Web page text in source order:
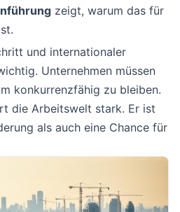
zeigt, warum das für
und internationaler
Unternehmen müssen
konkurrenzfähig zu bleiben.
die Arbeitswelt stark. Er ist
als auch eine Chance für